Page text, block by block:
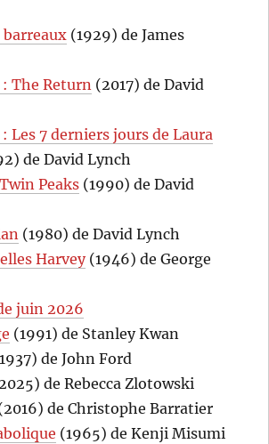
barreaux (1929) de James
The Return (2017) de David
Les 7 derniers jours de Laura
de David Lynch
Peaks (1990) de David
(1980) de David Lynch
Harvey(1946) de George
juin 2026
(1991) de Stanley Kwan
de John Ford
de Rebecca Zlotowski
de Christophe Barratier
(1965) de Kenji Misumi